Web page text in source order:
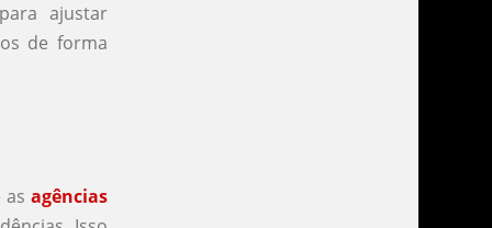
ajustar
de forma
as agências